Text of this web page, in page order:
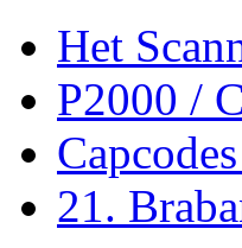
Het
P2000 /
21.